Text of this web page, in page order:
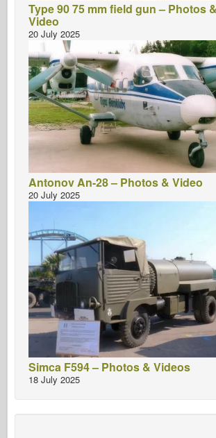
Type 90 75 mm field gun – Photos &
Video
20 July 2025
Antonov An-28 – Photos & Video
20 July 2025
Simca F594 – Photos & Videos
18 July 2025